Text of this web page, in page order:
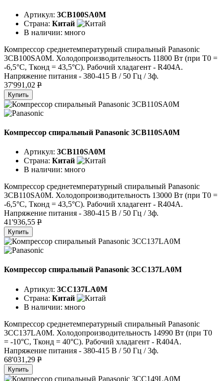
Артикул: 3CB100SA0M
Страна: Китай
В наличии: много
Компрессор среднетемпературный спиральный Panasonic
3CB100SA0M. Холодопроизводительность 11800 Вт (при T0 =
-6,5°C, Tконд = 43,5°C). Рабочий хладагент - R404A.
Напряжение питания - 380-415 В / 50 Гц / 3ф.
37'991,02 P
Купить
Компрессор спиральный Panasonic 3CB110SA0M
Артикул: 3CB110SA0M
Страна: Китай
В наличии: много
Компрессор среднетемпературный спиральный Panasonic
3CB110SA0M. Холодопроизводительность 13000 Вт (при T0 =
-6,5°C, Tконд = 43,5°C). Рабочий хладагент - R404A.
Напряжение питания - 380-415 В / 50 Гц / 3ф.
41'936,55 P
Купить
Компрессор спиральный Panasonic 3CC137LA0M
Артикул: 3CC137LA0M
Страна: Китай
В наличии: много
Компрессор среднетемпературный спиральный Panasonic
3CC137LA0M. Холодопроизводительность 14990 Вт (при T0
= -10°C, Tконд = 40°C). Рабочий хладагент - R404A.
Напряжение питания - 380-415 В / 50 Гц / 3ф.
68'031,29 P
Купить